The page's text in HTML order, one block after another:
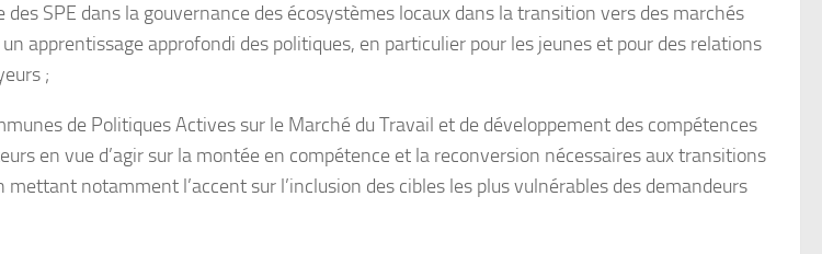
SPE dans la gouvernance des écosystèmes locaux dans la transition vers des marchés
apprentissage approfondi des politiques, en particulier pour les jeunes et pour des relations
;
de Politiques Actives sur le Marché du Travail et de développement des compétences
en vue d’agir sur la montée en compétence et la reconversion nécessaires aux transitions
mettant notamment l’accent sur l’inclusion des cibles les plus vulnérables des demandeurs